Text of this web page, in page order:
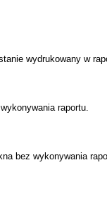
wydrukowany w
raportu.
bez wykonywania